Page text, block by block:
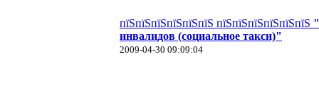
пїЅпїЅпїЅпїЅпїЅпїЅ пїЅпїЅпїЅпїЅпїЅпїЅ
инвалидов (социальное такси)"
2009-04-30 09:09:04